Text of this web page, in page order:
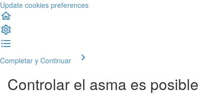
Update cookies preferences
Completar y Continuar
Controlar el asma es posible